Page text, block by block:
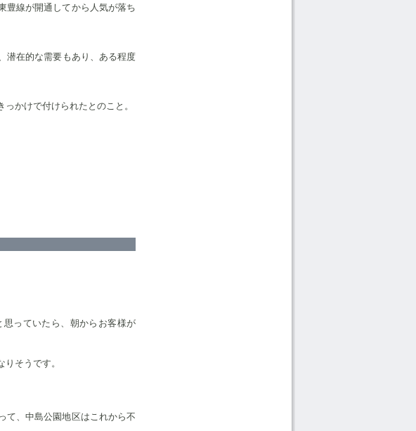
豊線が開通してから人気が落ち
潜在的な需要もあり、ある程度
かけで付けられたとのこと。
っていたら、朝からお客様が
そうです。
て、中島公園地区はこれから不